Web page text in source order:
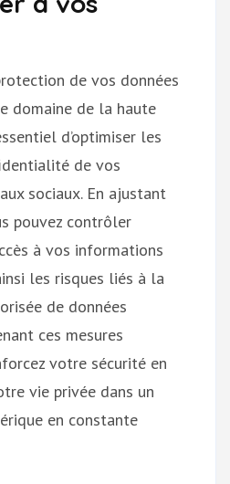
de vos données
domaine de la haute
d’optimiser les
de vos
sociaux. En ajustant
pouvez contrôler
à vos informations
les risques liés à la
de données
ces mesures
votre sécurité en
vie privée dans un
en constante